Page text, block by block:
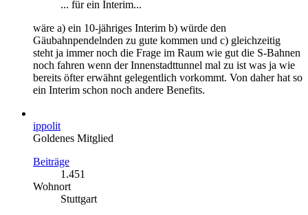
... für ein Interim...
wäre a) ein 10-jähriges Interim b) würde den
Gäubahnpendelnden zu gute kommen und c) gleichzeitig
steht ja immer noch die Frage im Raum wie gut die S-Bahnen
noch fahren wenn der Innenstadttunnel mal zu ist was ja wie
bereits öfter erwähnt gelegentlich vorkommt. Von daher hat so
ein Interim schon noch andere Benefits.
ippolit
Goldenes Mitglied
Beiträge
1.451
Wohnort
Stuttgart